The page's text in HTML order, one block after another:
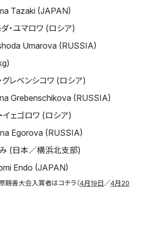
Tazaki (JAPAN)
・ユマロワ (ロシア)
Umarova (RUSSIA)
グレベンシコワ (ロシア)
Grebenschikova (RUSSIA)
イェゴロワ (ロシア)
Egorova (RUSSIA)
(日本／横浜北支部)
Endo (JAPAN)
善大会入賞者はコチラ（4月19日／4月20